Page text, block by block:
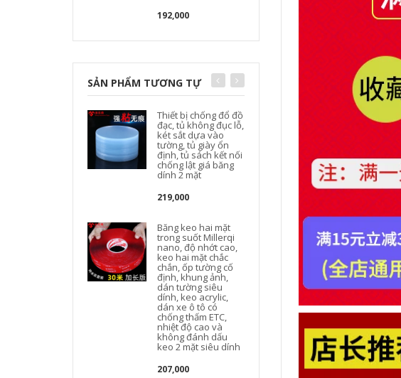
192,000
SẢN PHẨM TƯƠNG TỰ
Thiết bị chống đổ đồ
đạc, tủ không đục lỗ,
két sắt dựa vào
tường, tủ giày ổn
định, tủ sách kết nối
chống lật giá băng
dính 2 mặt
219,000
Băng keo hai mặt
trong suốt Millerqi
nano, độ nhớt cao,
keo hai mặt chắc
chắn, ốp tường cố
định, khung ảnh,
dán tường siêu
dính, keo acrylic,
dán xe ô tô có
chống thấm ETC,
nhiệt độ cao và
không đánh dấu
keo 2 mặt siêu dính
207,000
Miloqi keo dán hai
mặt siêu mỏng
mạnh mẽ cho học
dễ dàng xé đồ dùng
văn phòng Băng
keo xốp độ nhớt
cao không để lại vết
cố định tường áp
bán buôn keo xốp
mỏng
219,000
Băng keo hai mặt
màu đen Miloqi sơn
lót không sơn lót
tường bên ngoài giả
gạch băng keo
tường bên ngoài
đường lưới băng
keo sơn giả đá thật
Băng keo giả gạch